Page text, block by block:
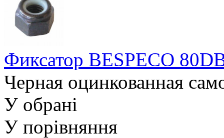
Фиксатор BESPECO
Черная оцинкованная
У обрані
У порівняння